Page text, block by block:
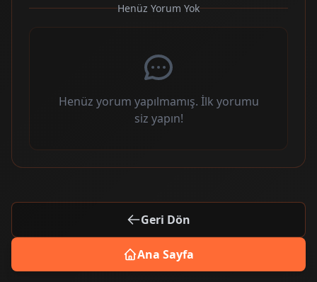
Henüz Yorum Yok
Henüz yorum yapılmamış. İlk yorumu
siz yapın!
Geri Dön
Ana Sayfa